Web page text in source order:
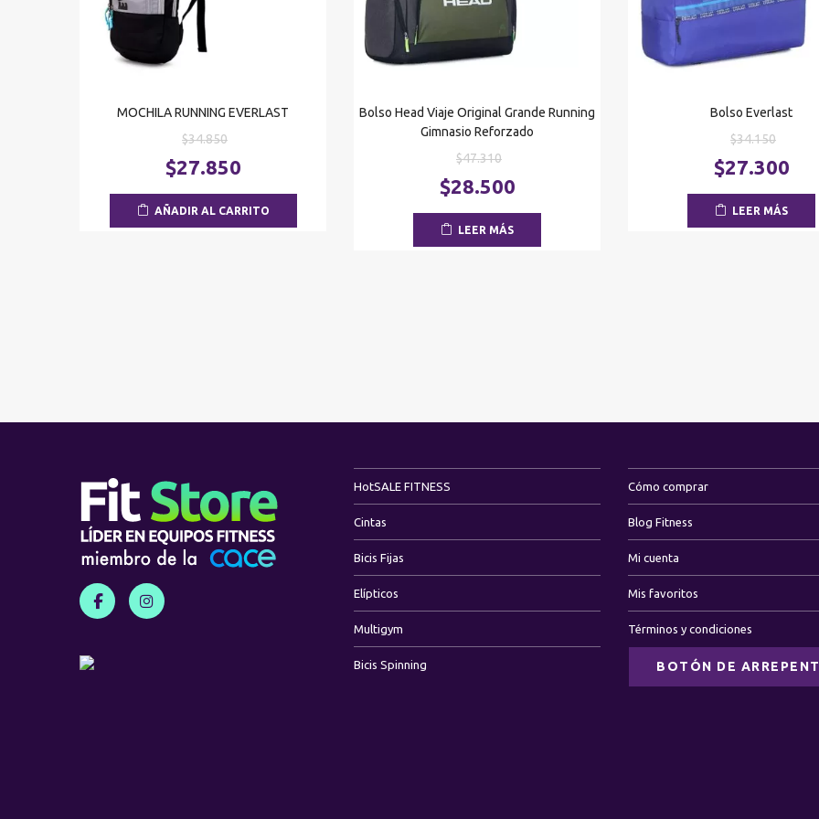
MOCHILA RUNNING EVERLAST
$34.850El
precio
original
$27.850
AÑADIR AL CARRITO
Bolso Head Viaje Original Grande Running
Gimnasio Reforzado
$47.310El
precio
original
era:
$28.500
LEER MÁS
Bolso Everlast
$34.150El
precio
original
era:
$27.300
LEER MÁS
HotSALE FITNESS
Cintas
Bicis Fijas
Elípticos
Multigym
Bicis Spinning
Cómo comprar
Blog Fitness
Mi cuenta
Mis favoritos
Términos y condiciones
BOTÓN DE